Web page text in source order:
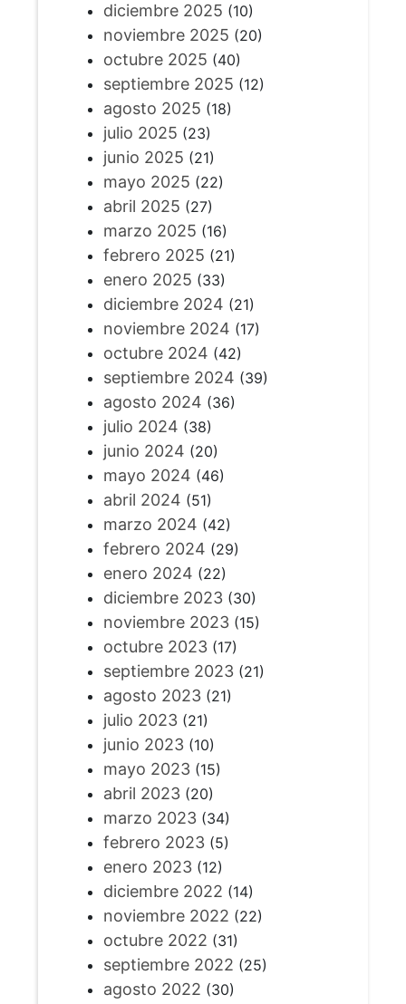
diciembre 2025 (10)
noviembre 2025 (20)
octubre 2025 (40)
septiembre 2025 (12)
agosto 2025 (18)
julio 2025 (23)
junio 2025 (21)
mayo 2025 (22)
abril 2025 (27)
marzo 2025 (16)
febrero 2025 (21)
enero 2025 (33)
diciembre 2024 (21)
noviembre 2024 (17)
octubre 2024 (42)
septiembre 2024 (39)
agosto 2024 (36)
julio 2024 (38)
junio 2024 (20)
mayo 2024 (46)
abril 2024 (51)
marzo 2024 (42)
febrero 2024 (29)
enero 2024 (22)
diciembre 2023(30)
noviembre 2023(15)
octubre 2023(17)
septiembre 2023(21)
agosto 2023(21)
julio 2023(21)
junio 2023(10)
mayo 2023(15)
abril 2023(20)
marzo 2023(34)
febrero 2023(5)
enero 2023(12)
diciembre 2022 (14)
noviembre 2022 (22)
octubre 2022 (31)
septiembre 2022 (25)
agosto 2022 (30)